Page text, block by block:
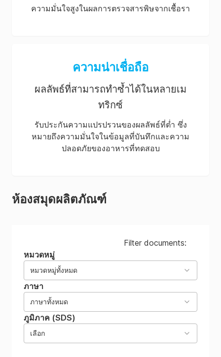
ความมั่นใจสูงในผลการตรวจสารพิษจากเชื้อรา
ความน่าเชื่อถือ
ผลลัพธ์ที่สามารถทำซ้ำได้ในหลายเม
ทริกซ์
รับประกันความแปรปรวนของผลลัพธ์ที่ต่ำ ซึ่ง
หมายถึงความมั่นใจในข้อมูลที่บันทึกและความ
ปลอดภัยของอาหารที่ทดสอบ
ห้องสมุดผลิตภัณฑ์
Filter documents:
หมวดหมู่
หมวดหมู่ทั้งหมด
ภาษา
ภาษาทั้งหมด
ภูมิภาค (SDS)
เลือก